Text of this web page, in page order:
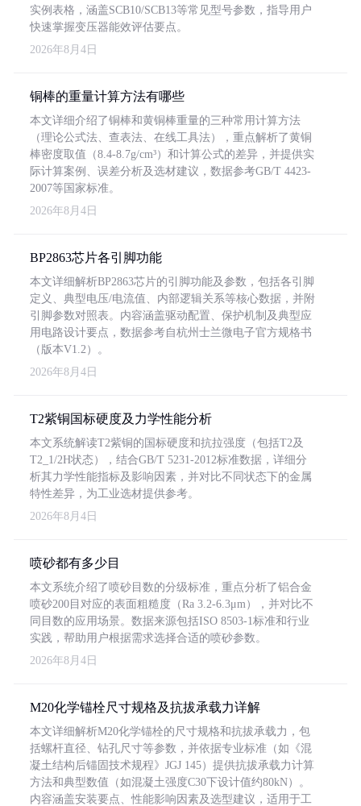
实例表格，涵盖SCB10/SCB13等常见型号参数，指导用户
快速掌握变压器能效评估要点。
2026年8月4日
铜棒的重量计算方法有哪些
本文详细介绍了铜棒和黄铜棒重量的三种常用计算方法
（理论公式法、查表法、在线工具法），重点解析了黄铜
棒密度取值（8.4-8.7g/cm³）和计算公式的差异，并提供实
际计算案例、误差分析及选材建议，数据参考GB/T 4423-
2007等国家标准。
2026年8月4日
BP2863芯片各引脚功能
本文详细解析BP2863芯片的引脚功能及参数，包括各引脚
定义、典型电压/电流值、内部逻辑关系等核心数据，并附
引脚参数对照表。内容涵盖驱动配置、保护机制及典型应
用电路设计要点，数据参考自杭州士兰微电子官方规格书
（版本V1.2）。
2026年8月4日
T2紫铜国标硬度及力学性能分析
本文系统解读T2紫铜的国标硬度和抗拉强度（包括T2及
T2_1/2H状态），结合GB/T 5231-2012标准数据，详细分
析其力学性能指标及影响因素，并对比不同状态下的金属
特性差异，为工业选材提供参考。
2026年8月4日
喷砂都有多少目
本文系统介绍了喷砂目数的分级标准，重点分析了铝合金
喷砂200目对应的表面粗糙度（Ra 3.2-6.3μm），并对比不
同目数的应用场景。数据来源包括ISO 8503-1标准和行业
实践，帮助用户根据需求选择合适的喷砂参数。
2026年8月4日
M20化学锚栓尺寸规格及抗拔承载力详解
本文详细解析M20化学锚栓的尺寸规格和抗拔承载力，包
括螺杆直径、钻孔尺寸等参数，并依据专业标准（如《混
凝土结构后锚固技术规程》JGJ 145）提供抗拔承载力计算
方法和典型数值（如混凝土强度C30下设计值约80kN）。
内容涵盖安装要点、性能影响因素及选型建议，适用于工